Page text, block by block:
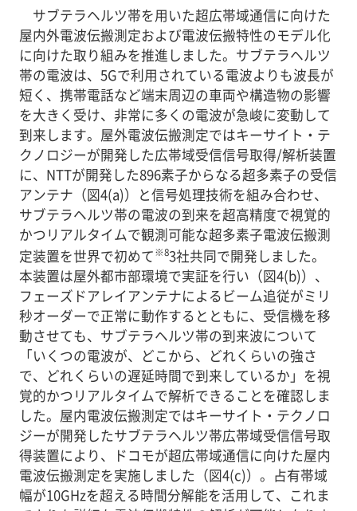
サブテラヘルツ帯を用いた超広帯域通信に向けた
屋内外電波伝搬測定および電波伝搬特性のモデル化
に向けた取り組みを推進しました。サブテラヘルツ
帯の電波は、5Gで利用されている電波よりも波長が
短く、携帯電話など端末周辺の車両や構造物の影響
を大きく受け、非常に多くの電波が急峻に変動して
到来します。屋外電波伝搬測定ではキーサイト・テ
クノロジーが開発した広帯域受信信号取得/解析装置
に、NTTが開発した896素子からなる超多素子の受信
アンテナ（図4(a)）と信号処理技術を組み合わせ、
サブテラヘルツ帯の電波の到来を超高精度で視覚的
かつリアルタイムで観測可能な超多素子電波伝搬測
定装置を世界で初めて※83社共同で開発しました。
本装置は屋外都市部環境で実証を行い（図4(b)）、
フェーズドアレイアンテナによるビーム追従がミリ
秒オーダーで正常に動作するとともに、受信機を移
動させても、サブテラヘルツ帯の到来波について
「いくつの電波が、どこから、どれくらいの強さ
で、どれくらいの遅延時間で到来しているか」を視
覚的かつリアルタイムで解析できることを確認しま
した。屋内電波伝搬測定ではキーサイト・テクノロ
ジーが開発したサブテラヘルツ帯広帯域受信信号取
得装置により、ドコモが超広帯域通信に向けた屋内
電波伝搬測定を実施しました（図4(c)）。占有帯域
幅が10GHzを超える時間分解能を活用して、これま